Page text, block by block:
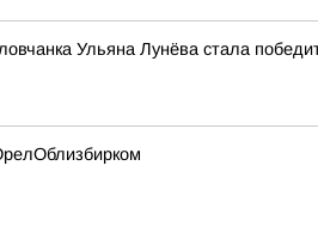
Ульяна Лунёва стала